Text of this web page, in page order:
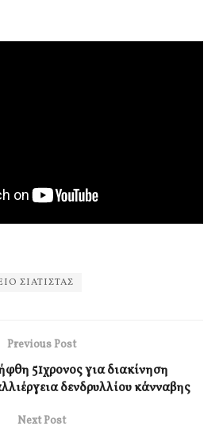
ΣΙΑΤΙΣΤΑΣ
Previous Post
51χρονος για διακίνηση
δενδρυλλίου κάνναβης
Next Post